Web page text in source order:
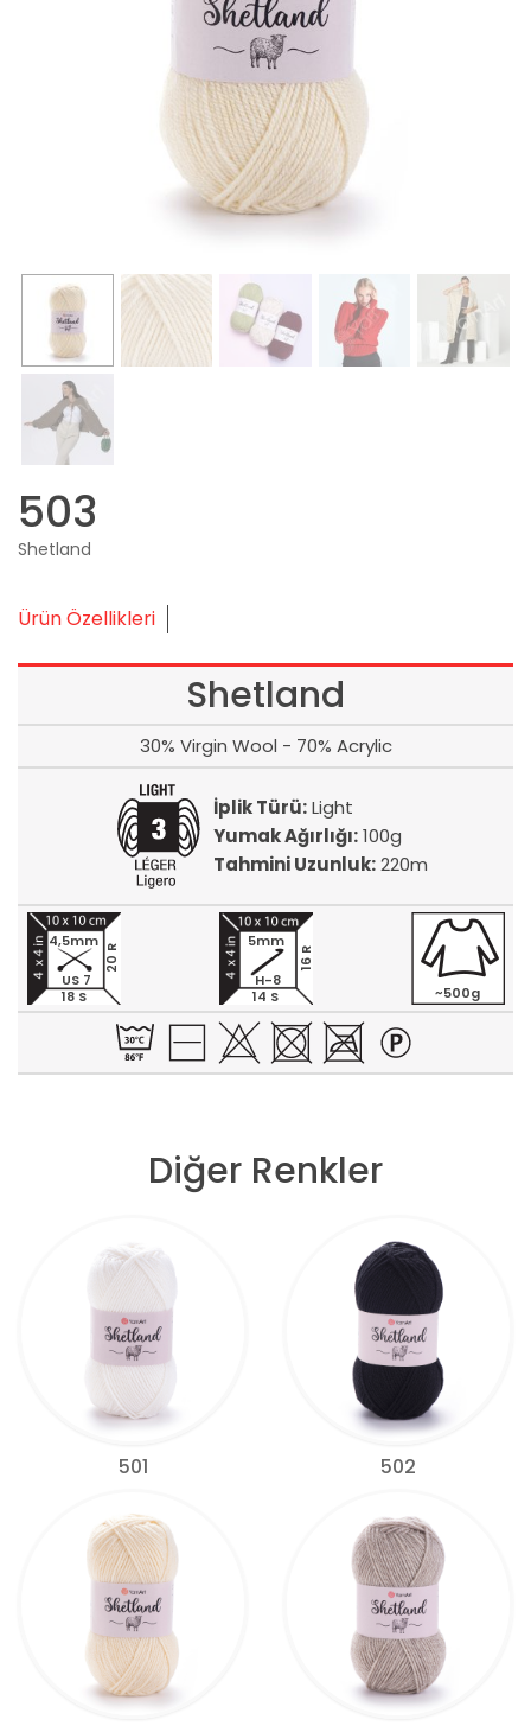
503
Shetland
Ürün Özellikleri
Shetland
30% Virgin Wool - 70% Acrylic
İplik Türü:Light
Yumak Ağırlığı:100g
Tahmini Uzunluk:220m
18 S
20 R
4,5mm
US 7
14 S
16 R
5mm
H-8
~500g
Diğer Renkler
501 502